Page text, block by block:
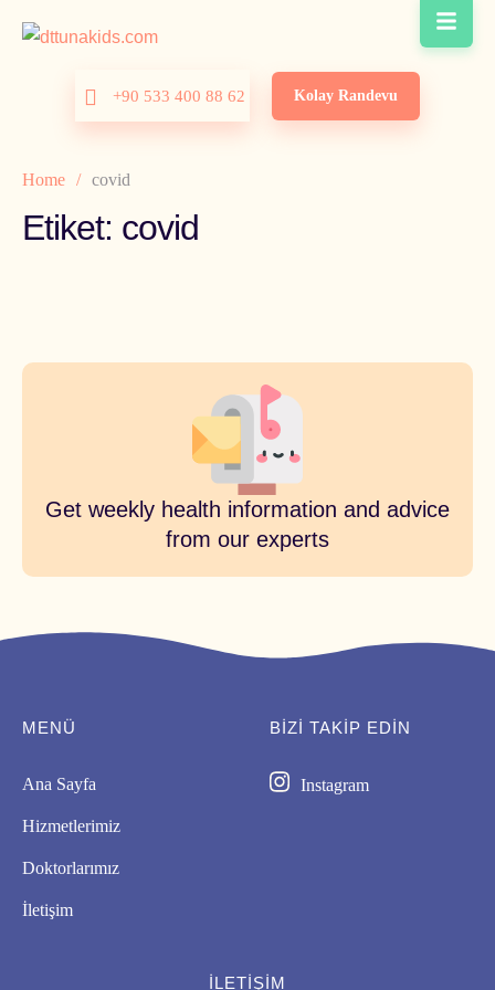
+90 533 400 88 62 Kolay Randevu
Home / covid
Etiket: covid
Get weekly health information and advice
from our experts
MENÜ
Ana Sayfa
Hizmetlerimiz
Doktorlarımız
İletişim
BIZI TAKİP EDİN
Instagram
İLETIŞIM